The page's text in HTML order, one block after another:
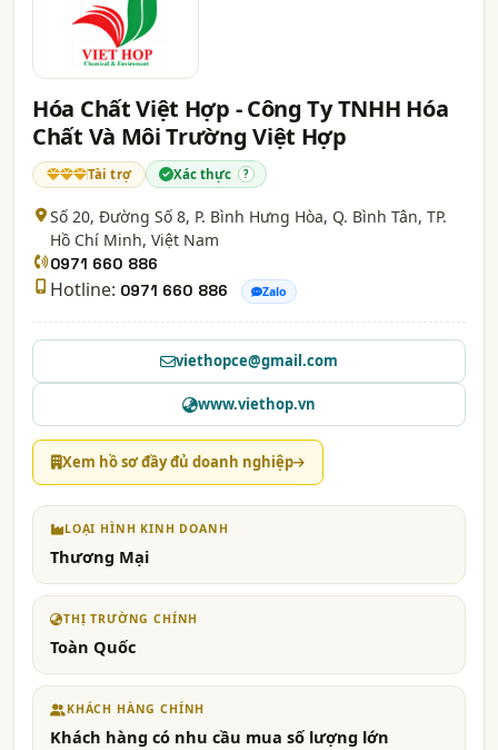
Hóa Chất Việt Hợp - Công Ty TNHH Hóa
Chất Và Môi Trường Việt Hợp
Tài trợ Xác thực ?
Số 20, Đường Số 8, P. Bình Hưng Hòa, Q. Bình Tân, TP.
Hồ Chí Minh, Việt Nam
0971 660 886
Hotline: 0971 660 886 Zalo
viethopce@gmail.com
www.viethop.vn
Xem hồ sơ đầy đủ doanh nghiệp
LOẠI HÌNH KINH DOANH
Thương Mại
THỊ TRƯỜNG CHÍNH
Toàn Quốc
KHÁCH HÀNG CHÍNH
Khách hàng có nhu cầu mua số lượng lớn